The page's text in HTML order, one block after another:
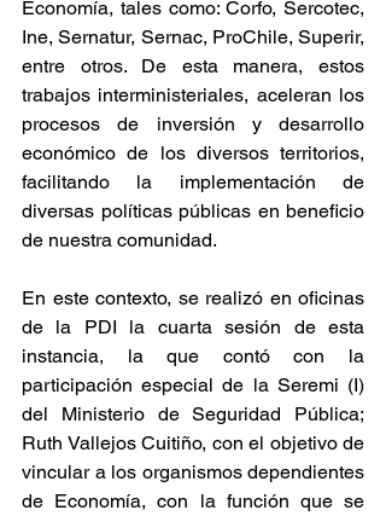
Economía, tales como: Corfo, Sercotec,
Ine, Sernatur, Sernac, ProChile, Superir,
entre otros. De esta manera, estos
trabajos interministeriales, aceleran los
procesos de inversión y desarrollo
económico de los diversos territorios,
facilitando la implementación de
diversas políticas públicas en beneficio
de nuestra comunidad.
En este contexto, se realizó en oficinas
de la PDI la cuarta sesión de esta
instancia, la que contó con la
participación especial de la Seremi (I)
del Ministerio de Seguridad Pública;
Ruth Vallejos Cuitiño, con el objetivo de
vincular a los organismos dependientes
de Economía, con la función que se